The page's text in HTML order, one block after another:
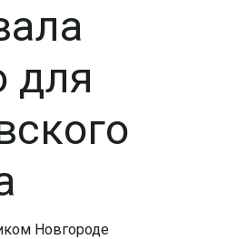
для
Новгороде